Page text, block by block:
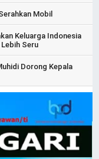
Mobil
Keluarga Indonesia
Seru
Dorong Kepala